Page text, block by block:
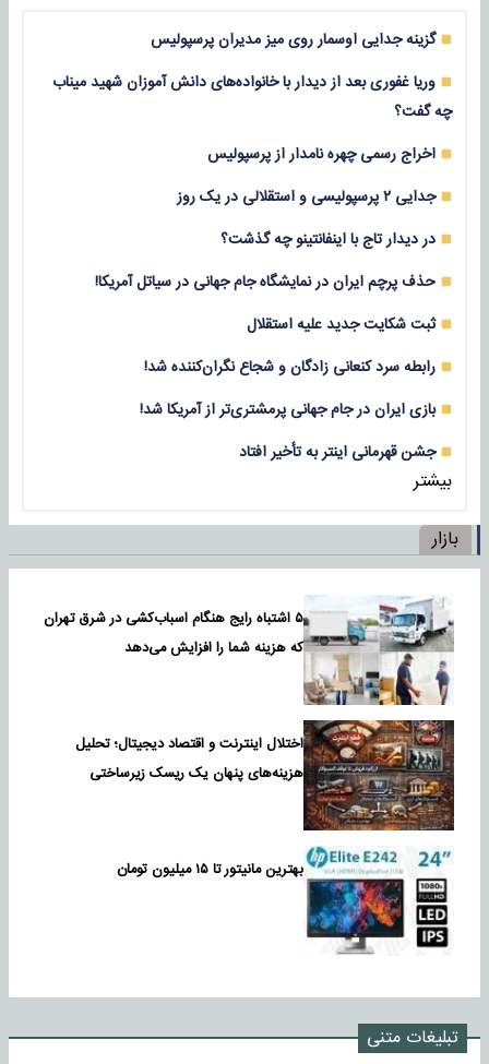
گزینه جدایی اوسمار روی میز مدیران پرسپولیس
وریا غفوری بعد از دیدار با خانواده‌های دانش آموزان شهید میناب
چه گفت؟
اخراج رسمی چهره نامدار از پرسپولیس
جدایی ۲ پرسپولیسی و استقلالی در یک روز
در دیدار تاج با اینفانتینو چه گذشت؟
حذف پرچم ایران در نمایشگاه جام جهانی در سیاتل آمریکا!
ثبت شکایت جدید علیه استقلال
رابطه سرد کنعانی زادگان و شجاع نگران‌کننده شد!
بازی‌ ایران در جام جهانی پرمشتری‌تر از آمریکا شد!
جشن قهرمانی اینتر به تأخیر افتاد
بیشتر
بازار
۵ اشتباه رایج هنگام اسباب‌کشی در شرق تهران
که هزینه شما را افزایش می‌دهد
اختلال اینترنت و اقتصاد دیجیتال؛ تحلیل
هزینه‌های پنهان یک ریسک زیرساختی
بهترین مانیتور تا ۱۵ میلیون تومان
تبلیغات متنی